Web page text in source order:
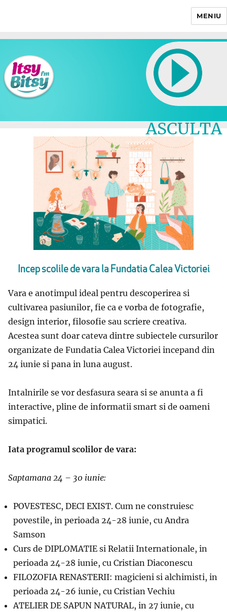
MENIU
ASCULTA
LIVE
Incep scolile de vara la Fundatia Calea Victoriei
Vara e anotimpul ideal pentru descoperirea si
cultivarea pasiunilor, fie ca e vorba de fotografie,
design interior, filosofie sau scriere creativa.
Acestea sunt doar cateva dintre subiectele cursurilor
organizate de Fundatia Calea Victoriei incepand din
24 iunie si pana in luna august.
Intalnirile se vor desfasura seara si se anunta a fi
interactive, pline de informatii smart si de oameni
simpatici.
Iata programul scolilor de vara:
Saptamana 24 – 30 iunie:
POVESTESC, DECI EXIST. Cum ne construiesc
povestile, in perioada 24-28 iunie, cu Andra
Samson
Curs de DIPLOMATIE si Relatii Internationale, in
perioada 24-28 iunie, cu Cristian Diaconescu
FILOZOFIA RENASTERII: magicieni si alchimisti, in
perioada 24-26 iunie, cu Cristian Vechiu
ATELIER DE SAPUN NATURAL, in 27 iunie, cu